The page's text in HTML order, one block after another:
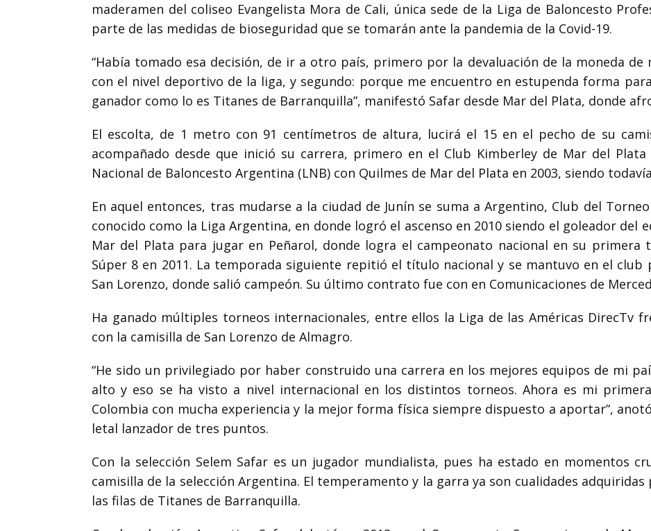
maderamen del coliseo Evangelista Mora de Cali, única sede de la Liga de Baloncesto
parte de las medidas de bioseguridad que se tomarán ante la pandemia de la Covid-19.
“Había tomado esa decisión, de ir a otro país, primero por la devaluación de la moneda de
con el nivel deportivo de la liga, y segundo: porque me encuentro en estupenda forma
ganador como lo es Titanes de Barranquilla”, manifestó Safar desde Mar del Plata, donde
El escolta, de 1 metro con 91 centímetros de altura, lucirá el 15 en el pecho de su
acompañado desde que inició su carrera, primero en el Club Kimberley de Mar del
Nacional de Baloncesto Argentina (LNB) con Quilmes de Mar del Plata en 2003, siendo
En aquel entonces, tras mudarse a la ciudad de Junín se suma a Argentino, Club del
conocido como la Liga Argentina, en donde logró el ascenso en 2010 siendo el goleador del
Mar del Plata para jugar en Peñarol, donde logra el campeonato nacional en su primera
Súper 8 en 2011. La temporada siguiente repitió el título nacional y se mantuvo en el club
San Lorenzo, donde salió campeón. Su último contrato fue con en Comunicaciones de
Ha ganado múltiples torneos internacionales, entre ellos la Liga de las Américas DirecTv
con la camisilla de San Lorenzo de Almagro.
“He sido un privilegiado por haber construido una carrera en los mejores equipos de mi
alto y eso se ha visto a nivel internacional en los distintos torneos. Ahora es mi
Colombia con mucha experiencia y la mejor forma física siempre dispuesto a aportar”,
letal lanzador de tres puntos.
Con la selección Selem Safar es un jugador mundialista, pues ha estado en momentos
camisilla de la selección Argentina. El temperamento y la garra ya son cualidades
las filas de Titanes de Barranquilla.